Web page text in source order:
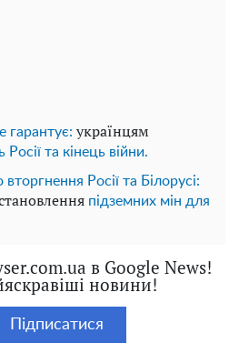
гарантує: українцям
Росії та кінець війни.
Росії та Білорусі:
підземних мін для
в Google News!
новини!
Підписатися